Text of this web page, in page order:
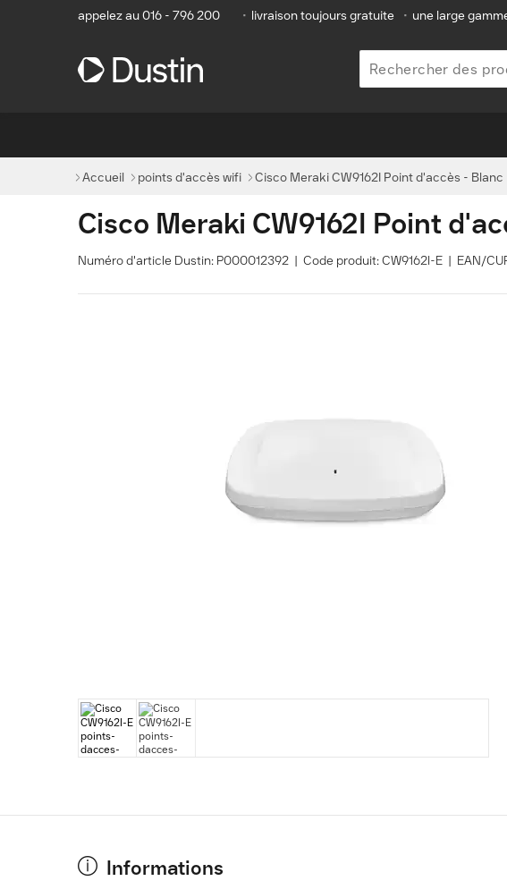
appelez au 016 - 796 200 • livraison toujours gratuite • une large
Accueil points d'accès wifi Cisco Meraki CW9162I Point d'accès - Blanc
Cisco Meraki CW9162I Point
Numéro d'article Dustin: P000012392 | Code produit: CW9162I-E | EAN/
Informations